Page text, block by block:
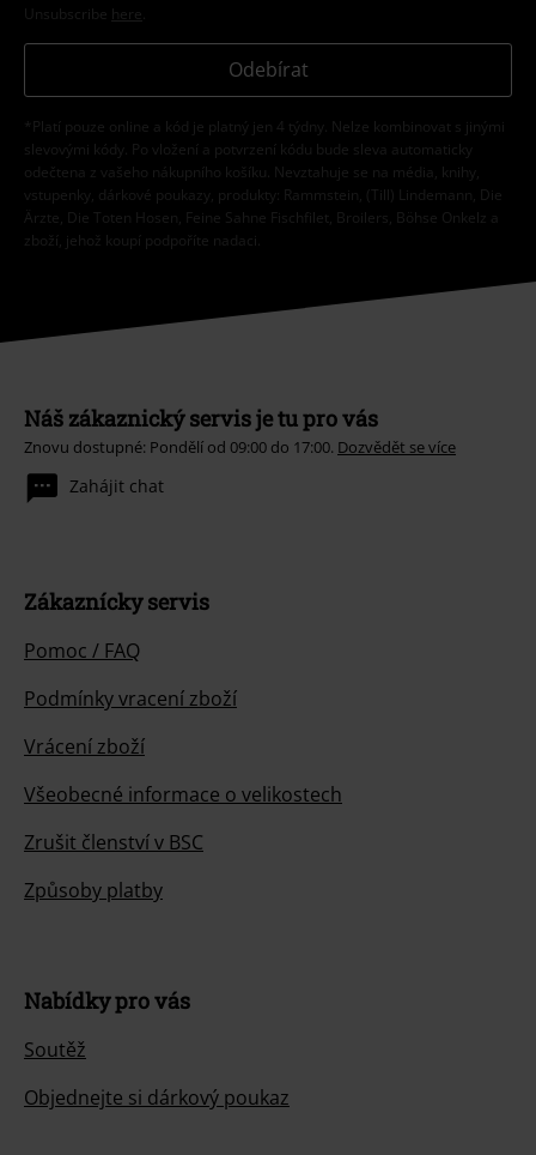
Unsubscribe here
Odebírat
*Platí pouze online a kód je platný jen 4 týdny. Nelze kombinovat s jinými
slevovými kódy. Po vložení a potvrzení kódu bude sleva automaticky
odečtena z vašeho nákupního košíku. Nevztahuje se na média, knihy,
vstupenky, dárkové poukazy, produkty: Rammstein, (Till) Lindemann, Die
Ärzte, Die Toten Hosen, Feine Sahne Fischfilet, Broilers, Böhse Onkelz a
zboží, jehož koupí podpoříte nadaci.
Náš zákaznický servis je tu pro vás
Znovu dostupné: Pondělí od 09:00 do 17:00. Dozvědět se více
Zahájit chat
Zákaznícky servis
Pomoc / FAQ
Podmínky vracení zboží
Vrácení zboží
Všeobecné informace o velikostech
Zrušit členství v BSC
Způsoby platby
Nabídky pro vás
Soutěž
Objednejte si dárkový poukaz